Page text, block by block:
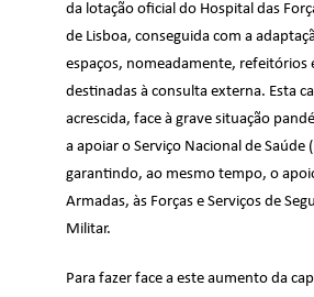
da lotação oficial do Hospital das
de Lisboa, conseguida com a
espaços, nomeadamente, refeitórios
destinadas à consulta externa. Esta
acrescida, face à grave situação
a apoiar o Serviço Nacional de Saúde
garantindo, ao mesmo tempo, o
Armadas, às Forças e Serviços de
Militar.
Para fazer face a este aumento da